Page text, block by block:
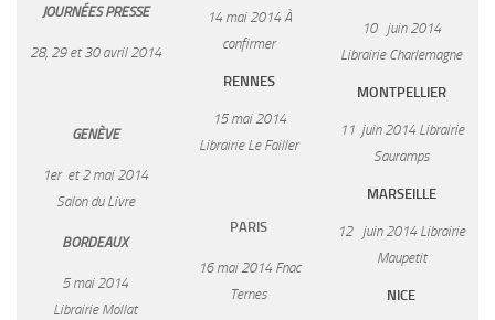
JOURNÉES PRESSE
28, 29 et 30 avril 2014
GENÈVE
1er et 2 mai 2014
Salon du Livre
BORDEAUX
5 mai 2014
Librairie Mollat
14 mai 2014 À
confirmer
RENNES
15 mai 2014
Librairie Le Failler
PARIS
16 mai 2014 Fnac
Ternes
10
juin 2014
Librairie Charlemagne
MONTPELLIER
11 juin 2014 Librairie
Sauramps
MARSEILLE
12
juin 2014 Librairie
Maupetit
NICE